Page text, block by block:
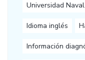
Universidad Naval
Idioma inglés
Información